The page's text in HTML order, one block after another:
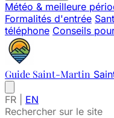
Météo & meilleure
Formalités d'entrée
téléphone Conseils
Guide Saint-Martin
FR
EN
Rechercher sur le site